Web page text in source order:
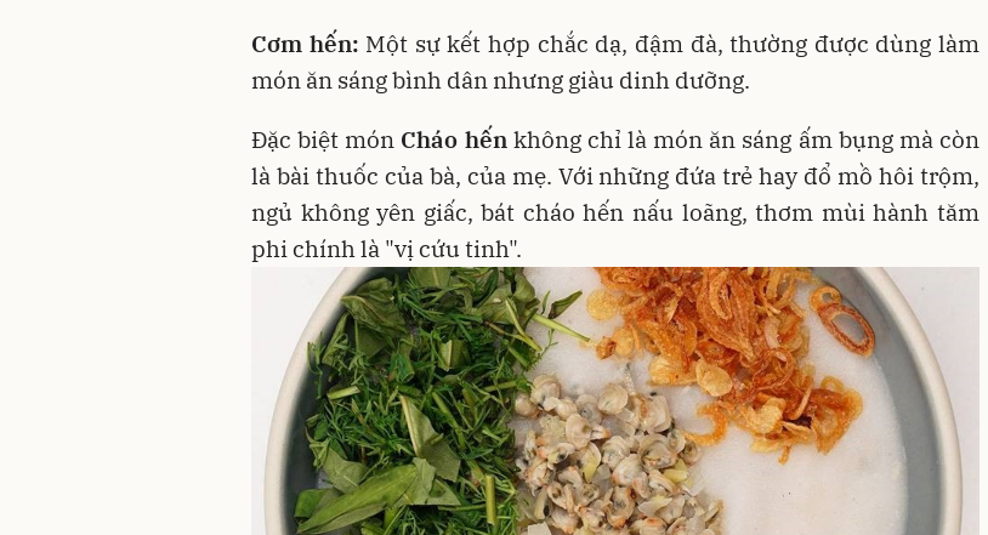
Cơm hến: Một sự kết hợp chắc dạ, đậm đà, thường được dùng làm
món ăn sáng bình dân nhưng giàu dinh dưỡng.
Đặc biệt món Cháo hến không chỉ là món ăn sáng ấm bụng mà còn
là bài thuốc của bà, của mẹ. Với những đứa trẻ hay đổ mồ hôi trộm,
ngủ không yên giấc, bát cháo hến nấu loãng, thơm mùi hành tăm
phi chính là "vị cứu tinh".